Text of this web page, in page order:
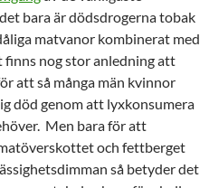
bara är dödsdrogerna tobak
matvanor kombinerat med
nog stor anledning att
att så många män kvinnor
död genom att lyxkonsumera
Men bara för att
och fettberget
så betyder det